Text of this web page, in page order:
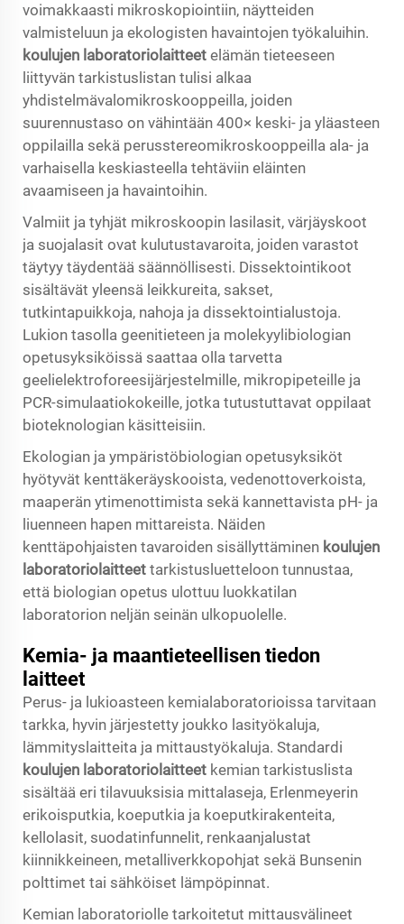
voimakkaasti mikroskopiointiin, näytteiden
valmisteluun ja ekologisten havaintojen työkaluihin.
koulujen laboratoriolaitteet elämän tieteeseen
liittyvän tarkistuslistan tulisi alkaa
yhdistelmävalomikroskooppeilla, joiden
suurennustaso on vähintään 400× keski- ja yläasteen
oppilailla sekä perusstereomikroskooppeilla ala- ja
varhaisella keskiasteella tehtäviin eläinten
avaamiseen ja havaintoihin.
Valmiit ja tyhjät mikroskoopin lasilasit, värjäyskoot
ja suojalasit ovat kulutustavaroita, joiden varastot
täytyy täydentää säännöllisesti. Dissektointikoot
sisältävät yleensä leikkureita, sakset,
tutkintapuikkoja, nahoja ja dissektointialustoja.
Lukion tasolla geenitieteen ja molekyylibiologian
opetusyksiköissä saattaa olla tarvetta
geelielektroforeesijärjestelmille, mikropipeteille ja
PCR-simulaatiokokeille, jotka tutustuttavat oppilaat
bioteknologian käsitteisiin.
Ekologian ja ympäristöbiologian opetusyksiköt
hyötyvät kenttäkeräyskooista, vedenottoverkoista,
maaperän ytimenottimista sekä kannettavista pH- ja
liuenneen hapen mittareista. Näiden
kenttäpohjaisten tavaroiden sisällyttäminen koulujen
laboratoriolaitteet tarkistusluetteloon tunnustaa,
että biologian opetus ulottuu luokkatilan
laboratorion neljän seinän ulkopuolelle.
Kemia- ja maantieteellisen tiedon
laitteet
Perus- ja lukioasteen kemialaboratorioissa tarvitaan
tarkka, hyvin järjestetty joukko lasityökaluja,
lämmityslaitteita ja mittaustyökaluja. Standardi
koulujen laboratoriolaitteet kemian tarkistuslista
sisältää eri tilavuuksisia mittalaseja, Erlenmeyerin
erikoisputkia, koeputkia ja koeputkirakenteita,
kellolasit, suodatinfunnelit, renkaanjalustat
kiinnikkeineen, metalliverkkopohjat sekä Bunsenin
polttimet tai sähköiset lämpöpinnat.
Kemian laboratoriolle tarkoitetut mittausvälineet